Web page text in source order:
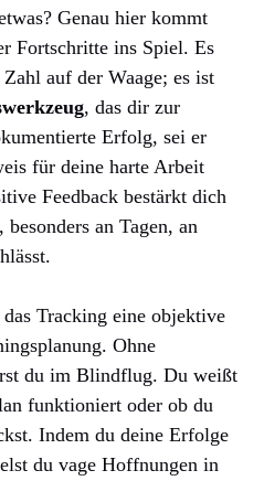
Genau hier kommt
Fortschritte ins Spiel. Es
auf der Waage; es ist
, das dir zur
Erfolg, sei er
für deine harte Arbeit
Feedback bestärkt dich
an Tagen, an
Tracking eine objektive
Ohne
du im Blindflug. Du weißt
funktioniert oder ob du
Indem du deine Erfolge
du vage Hoffnungen in